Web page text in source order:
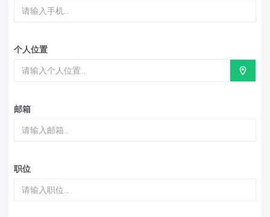
个人位置
邮箱
职位